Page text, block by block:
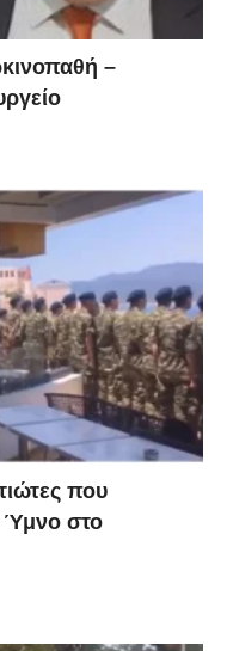
–
που
Ύμνο στο